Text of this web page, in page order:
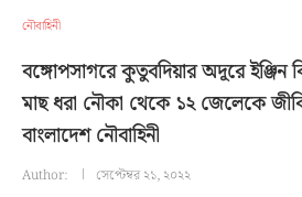
নৌবাহিনী
বঙ্গোপসাগরে কুতুবদিয়ার অদূরে ইঞ্জিন
মাছ ধরা নৌকা থেকে ১২ জেলেকে
বাংলাদেশ নৌবাহিনী
Author: সেপ্টেম্বর ২১, ২০২২